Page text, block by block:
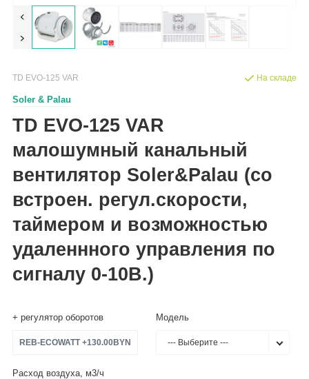
TD EVO-125 VAR
Soler & Palau
TD EVO-125 VAR
малошумный канальный
вентилятор Soler&Palau (со
встроен. регул.скорости,
таймером и возможностью
удаленнного управления по
сигналу 0-10В.)
На складе
+ регулятор оборотов
REB-ECOWATT +130.00BYN
Модель
--- Выберите ---
Расход воздуха, м3/ч